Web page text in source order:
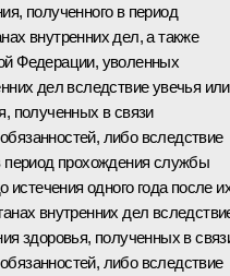
полученного в период
внутренних дел, а также
Федерации, уволенных
дел вследствие увечья или
полученных в связи
либо вследствие
период прохождения службы
истечения одного года после
внутренних дел
здоровья, полученных в
либо вследствие